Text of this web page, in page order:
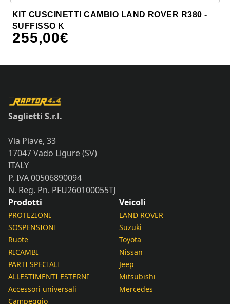
KIT CUSCINETTI CAMBIO LAND ROVER R380 -
SUFFISSO K
255,00€
Saglietti S.r.l.
Via Piave, 33
17047 Vado Ligure (SV)
ITALY
P. IVA 00506890094
N. Reg. Pn. PFU260100055TJ
Prodotti
PROTEZIONI
SOSPENSIONI
Ruote
RICAMBI
PARTI SPECIALI
ALLESTIMENTI ESTERNI
Accessori universali
Campeggio
Veicoli
LAND ROVER
Suzuki
Toyota
Nissan
Jeep
Mitsubishi
Mercedes